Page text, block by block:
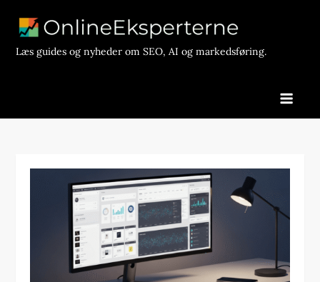
contentLæs guides og nyheder om SEO, AI og markedsføring.